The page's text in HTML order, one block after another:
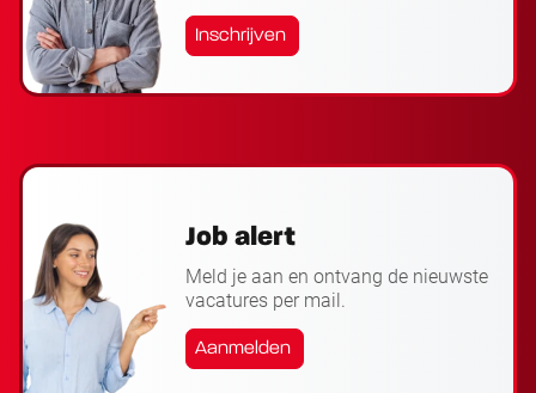
Inschrijven
Job alert
Meld je aan en ontvang de nieuwste
vacatures per mail.
Aanmelden